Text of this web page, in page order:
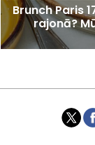
Brunch Paris
rajonā?